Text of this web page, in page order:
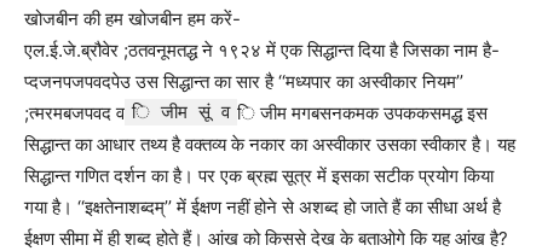
खोजबीन की हम खोजबीन हम करें-
एल.ई.जे.ब्रौवेर ;ठतवनूमतद्ध ने १९२४ में एक सिद्धान्त दिया है जिसका नाम है-
प्दजनपजपवदपेउ उस सिद्धान्त का सार है ‘‘मध्यपार का अस्वीकार नियम’’
;त्मरमबजपवद व ि जीम सूं व ि जीम मगबसनकमक उपककसमद्ध इस
सिद्धान्त का आधार तथ्य है वक्तव्य के नकार का अस्वीकार उसका स्वीकार है। यह
सिद्धान्त गणित दर्शन का है। पर एक ब्रह्म सूत्र में इसका सटीक प्रयोग किया
गया है। ‘‘इक्षतेनाशब्दम्’’ में ईक्षण नहीं होने से अशब्द हो जाते हैं का सीधा अर्थ है
ईक्षण सीमा में ही शब्द होते हैं। आंख को किससे देख के बताओगे कि यह आंख है?